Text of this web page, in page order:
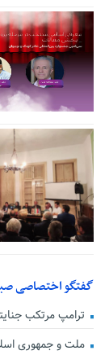
گفتگو اختصاصی
ترامپ مرتکب
ملت و جمهوری